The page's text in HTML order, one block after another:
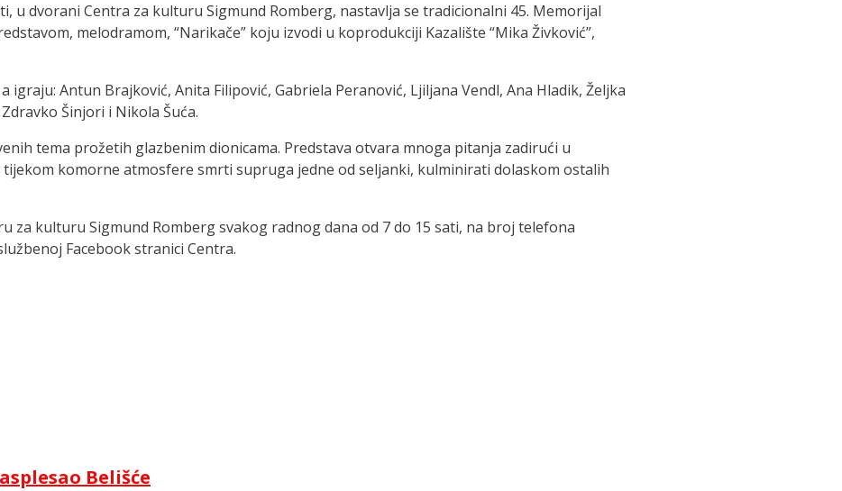
u dvorani Centra za kulturu Sigmund Romberg, nastavlja se tradicionalni 45. Memorijal
melodramom, “Narikače” koju izvodi u koprodukciji Kazalište “Mika Živković”,
Antun Brajković, Anita Filipović, Gabriela Peranović, Ljiljana Vendl, Ana Hladik, Željka
Šinjori i Nikola Šuća.
tema prožetih glazbenim dionicama. Predstava otvara mnoga pitanja zadirući u
komorne atmosfere smrti supruga jedne od seljanki, kulminirati dolaskom ostalih
za kulturu Sigmund Romberg svakog radnog dana od 7 do 15 sati, na broj telefona
Facebook stranici Centra.
Belišće